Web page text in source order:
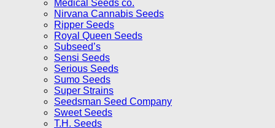
Medical Seeds co.
Nirvana Cannabis Seeds
Ripper Seeds
Royal Queen Seeds
Subseed’s
Sensi Seeds
Serious Seeds
Sumo Seeds
Super Strains
Seedsman Seed Company
Sweet Seeds
T.H. Seeds